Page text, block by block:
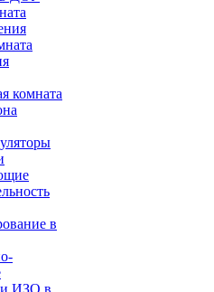
комната
в
и ИЗО в